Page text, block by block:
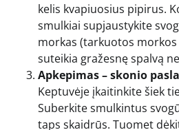
kelis kvapiuosius pipirus.
smulkiai supjaustykite
morkas (tarkuotos
suteikia gražesnę spalvą
Apkepimas – skonio
Keptuvėje įkaitinkite šiek
Suberkite smulkintus
taps skaidrūs. Tuomet